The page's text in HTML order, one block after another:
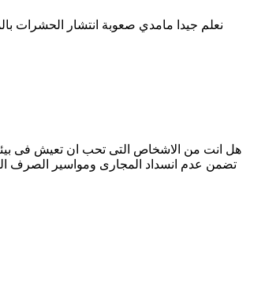
نعلم جيدا مامدي صعوبة انتشار الحشرات
هل انت من الاشخاص التى تحب ان تعيش فى
تضمن عدم انسداد المجارى ومواسير الصرف